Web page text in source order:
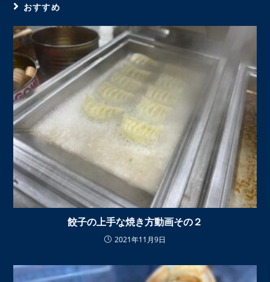
おすすめ
餃子の上手な焼き方動画その２
2021年11月9日